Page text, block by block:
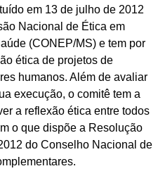
em 13 de julho de 2012
Nacional de Ética em
(CONEP/MS) e tem por
ética de projetos de
humanos. Além de avaliar
execução, o comitê tem a
a reflexão ética entre todos
o que dispõe a Resolução
do Conselho Nacional de